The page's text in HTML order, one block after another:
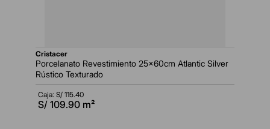
cristacer
Porcelanato Revestimiento 25x60cm Atlantic Silver
Rústico Texturado
Caja: S/ 115.40
S/ 109.90 m²